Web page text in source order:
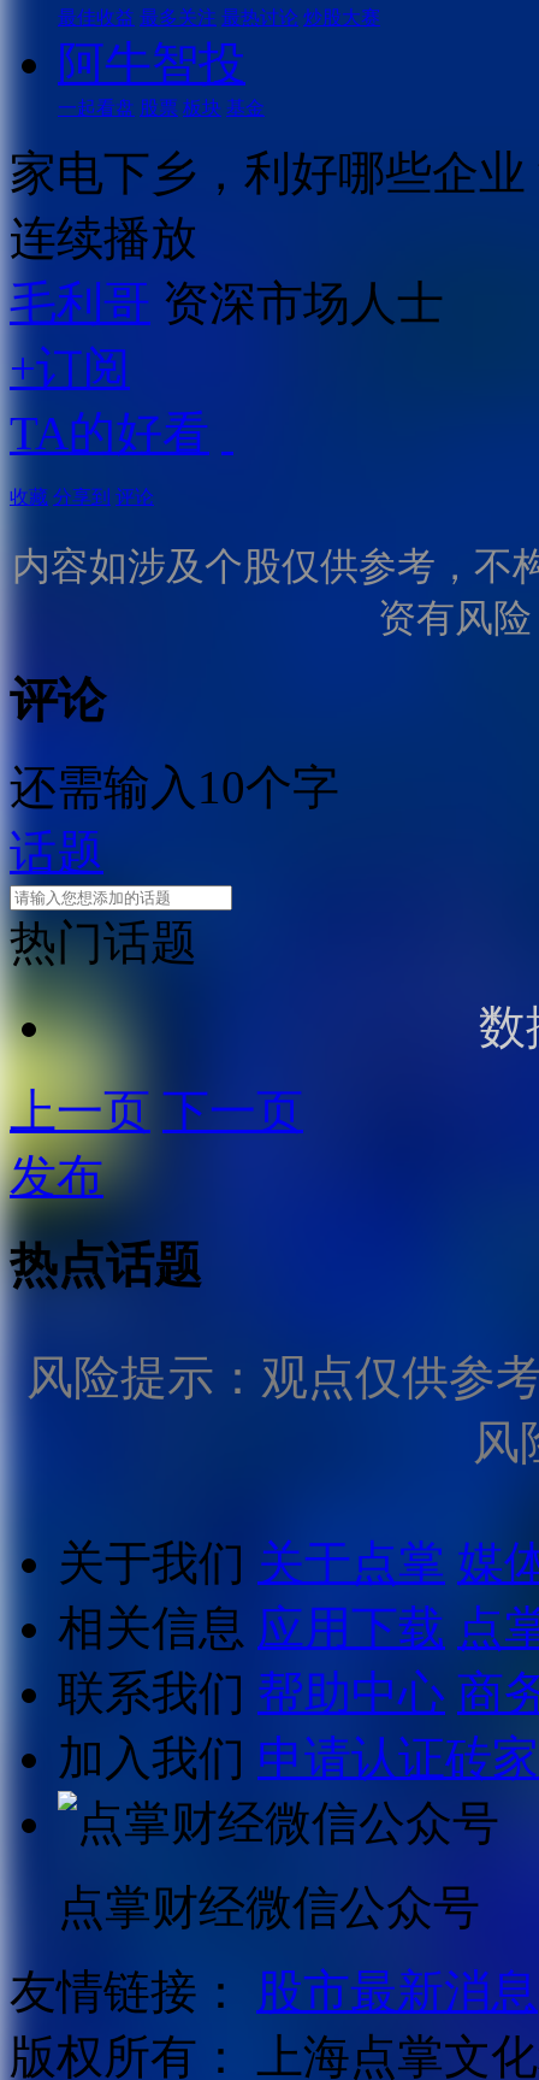
最佳收益 最多关注 最热讨论 炒股大赛
阿牛智投
一起看盘 股票 板块 基金
家电下乡，利好哪些企业
连续播放
毛利哥 资深市场人士
+订阅
TA的好看
收藏 分享到 评论
内容如涉及个股仅供参考，不
资有风
评论
还需输入10个字
话题
热门话题
数
上一页 下一页
发布
热点话题
风险提示：观点仅供参
风
关于我们 关于点掌 媒
相关信息 应用下载 点
联系我们 帮助中心 商
加入我们 申请认证砖家
点掌财经微信公众号
友情链接：
股市最新消息
版权所有：
上海点掌文